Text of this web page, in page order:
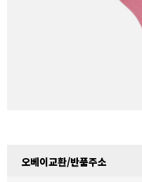
오베이교환/반품주소